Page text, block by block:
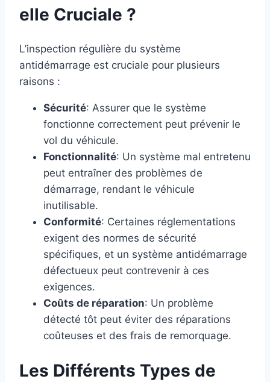
elle Cruciale ?
L’inspection régulière du système
antidémarrage est cruciale pour plusieurs
raisons :
Sécurité: Assurer que le système
fonctionne correctement peut prévenir le
vol du véhicule.
Fonctionnalité: Un système mal entretenu
peut entraîner des problèmes de
démarrage, rendant le véhicule
inutilisable.
Conformité: Certaines réglementations
exigent des normes de sécurité
spécifiques, et un système antidémarrage
défectueux peut contrevenir à ces
exigences.
Coûts de réparation: Un problème
détecté tôt peut éviter des réparations
coûteuses et des frais de remorquage.
Les Différents Types de